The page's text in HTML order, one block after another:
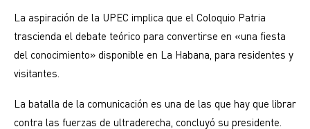
La aspiración de la UPEC implica que el Coloquio Patria
trascienda el debate teórico para convertirse en «una fiesta
del conocimiento» disponible en La Habana, para residentes y
visitantes.
La batalla de la comunicación es una de las que hay que librar
contra las fuerzas de ultraderecha, concluyó su presidente.